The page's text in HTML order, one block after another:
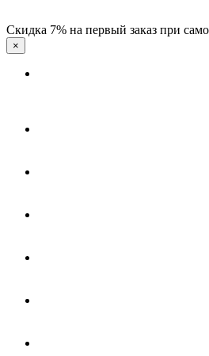
Скидка 7% на первый заказ при
×